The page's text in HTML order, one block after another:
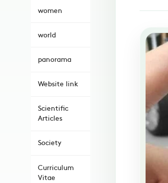
women
world
panorama
Website link
Scientific
Articles
Society
Curriculum
Vitae